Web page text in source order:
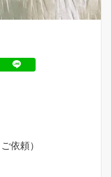
依頼）